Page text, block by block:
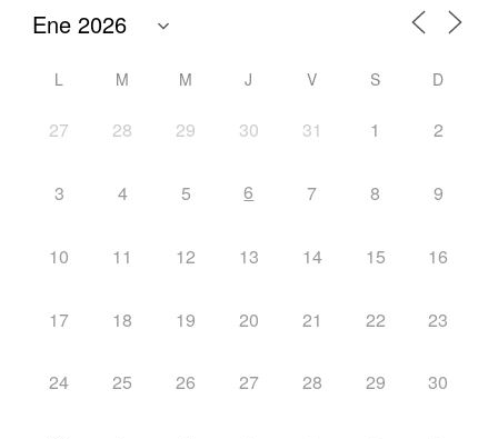
L M M J V S D
27 28 29 30 31 1 2
3 4 5 6 7 8 9
10 11 12 13 14 15 16
17 18 19 20 21 22 23
24 25 26 27 28 29 30